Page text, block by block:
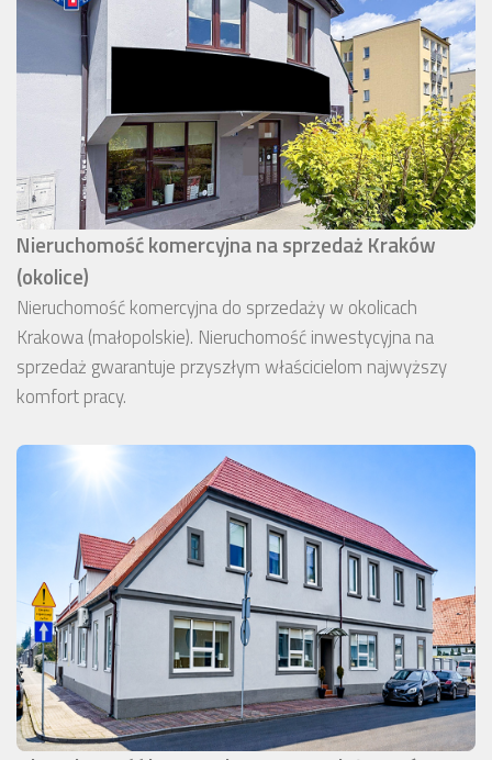
Nieruchomość komercyjna na sprzedaż Kraków
(okolice)
Nieruchomość komercyjna do sprzedaży w okolicach
Krakowa (małopolskie). Nieruchomość inwestycyjna na
sprzedaż gwarantuje przyszłym właścicielom najwyższy
komfort pracy.